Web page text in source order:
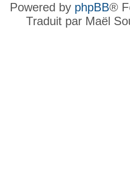
Powered by phpBB®
Traduit par Maël